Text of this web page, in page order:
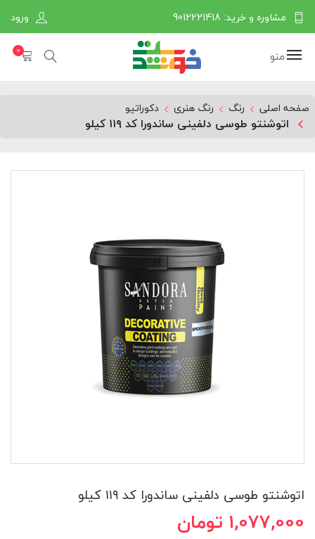
مشاوره و خرید: 9012221418 ورود
منو 0
صفحه اصلی رنگ رنگ هنری دکوراتیو
اتوشنتو طوسی دلفینی ساندورا کد ١١٩ کیلو
اتوشنتو طوسی دلفینی ساندورا کد ١١٩ کیلو
1,077,000 تومان